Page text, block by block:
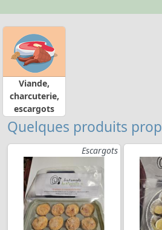
Viande,
charcuterie,
escargots
Quelques produits
Escargots